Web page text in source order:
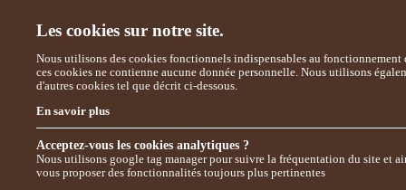
Les cookies sur notre site.
Nous utilisons des cookies fonctionnels indispensables au fonctionnement
ces cookies ne contienne aucune donnée personnelle. Nous utilisons
d'autres cookies tel que décrit ci-dessous.
En savoir plus
Acceptez-vous les cookies analytiques ?
Nous utilisons google tag manager pour suivre la fréquentation du site et
vous proposer des fonctionnalités toujours plus pertinentes